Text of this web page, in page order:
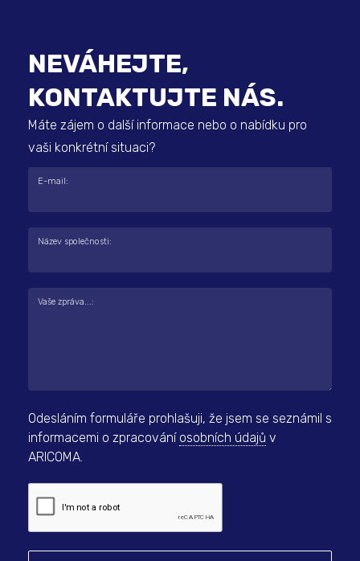
NEVÁHEJTE,
KONTAKTUJTE NÁS.
Máte zájem o další informace nebo o nabídku pro
vaši konkrétní situaci?
E-mail:
Název společnosti:
Vaše zpráva...:
Odesláním formuláře prohlašuji, že jsem se seznámil s
informacemi o zpracování osobních údajů v
ARICOMA.